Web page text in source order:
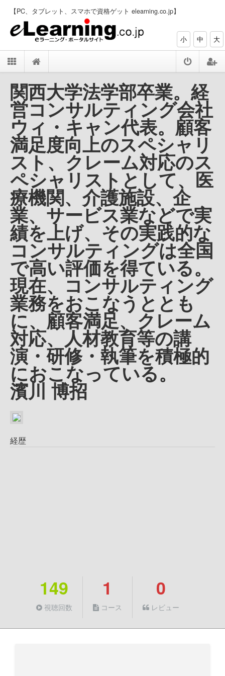
【PC、タブレット、スマホで資格ゲット elearning.co.jp】
小 中 大
関西大学法学部卒業。経
営コンサルティング会社
ウィ・キャン代表。顧客
満足度向上のスペシャリ
スト、クレーム対応のス
ペシャリストとして、医
療機関、介護施設、企
業、サービス業などで実
績を上げ、その実践的な
コンサルティングは全国
で高い評価を得ている。
現在、コンサルティング
業務をおこなうととも
に、顧客満足、クレーム
対応、人材教育等の講
演・研修・執筆を積極的
におこなっている。
濱川 博招
経歴
149
視聴回数
1
コース
0
レビュー